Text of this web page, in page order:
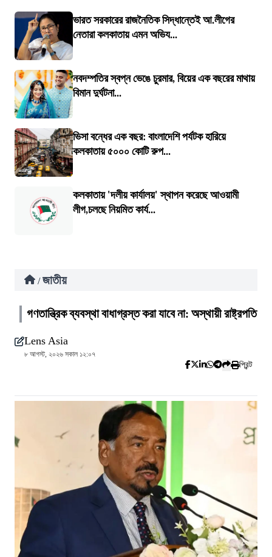
ভারত সরকারের রাজনৈতিক সিদ্ধান্তেই আ.লীগের
নেতারা কলকাতায় এমন অভিয...
নবদম্পতির স্বপ্ন ভেঙে চুরমার, বিয়ের এক বছরের মাথায়
বিমান দুর্ঘটনা...
ভিসা বন্ধের এক বছর: বাংলাদেশি পর্যটক হারিয়ে
কলকাতায় ৫০০০ কোটি রুপ...
কলকাতায় 'দলীয় কার্যালয়' স্থাপন করেছে আওয়ামী
লীগ,চলছে নিয়মিত কার্য...
/ জাতীয়
গণতান্ত্রিক ব্যবস্থা বাধাগ্রস্ত করা যাবে না: অস্থায়ী রাষ্ট্রপতি
Lens Asia
৮ আগস্ট, ২০২৬ সকাল ১২:০৭
প্রিন্ট